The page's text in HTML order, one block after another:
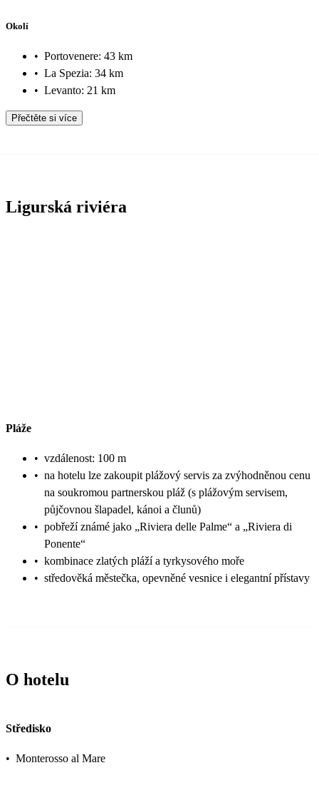
Okolí
• Portovenere: 43 km
• La Spezia: 34 km
• Levanto: 21 km
Přečtěte si více
Ligurská riviéra
Pláže
• vzdálenost: 100 m
• na hotelu lze zakoupit plážový servis za zvýhodněnou cenu
na soukromou partnerskou pláž (s plážovým servisem,
půjčovnou šlapadel, kánoi a člunů)
• pobřeží známé jako „Riviera delle Palme“ a „Riviera di
Ponente“
• kombinace zlatých pláží a tyrkysového moře
• středověká městečka, opevněné vesnice i elegantní přístavy
O hotelu
Středisko
• Monterosso al Mare